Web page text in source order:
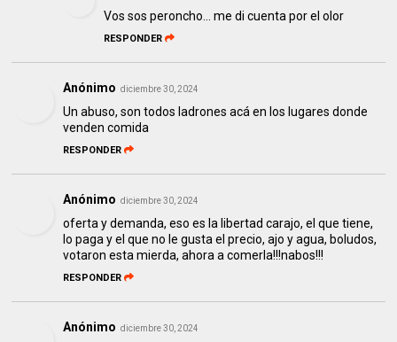
Vos sos peroncho... me di cuenta por el olor
RESPONDER
Anónimo diciembre 30, 2024
Un abuso, son todos ladrones acá en los lugares donde
venden comida
RESPONDER
Anónimo diciembre 30, 2024
oferta y demanda, eso es la libertad carajo, el que tiene,
lo paga y el que no le gusta el precio, ajo y agua, boludos,
votaron esta mierda, ahora a comerla!!!nabos!!!
RESPONDER
Anónimo diciembre 30, 2024